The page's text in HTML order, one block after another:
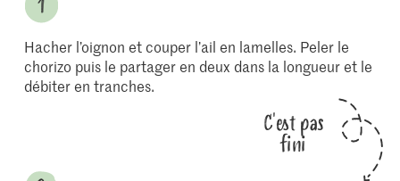
Hacher l’oignon et couper l’ail en lamelles. Peler le
chorizo puis le partager en deux dans la longueur et le
débiter en tranches.
C'est pas
fini